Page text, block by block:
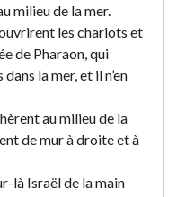
milieu de la mer.
les chariots et
de Pharaon, qui
la mer, et il n’en
au milieu de la
de mur à droite et à
là Israël de la main